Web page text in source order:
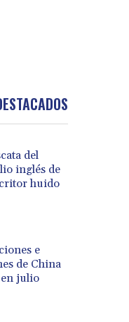
del
inglés de
huido
e
de China
julio